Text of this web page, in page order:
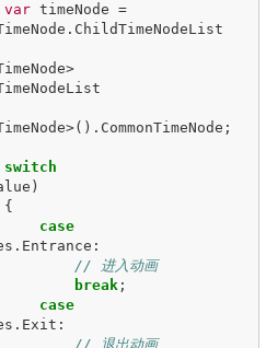
var timeNode =
. ChildTimeNodeList
>
>(). CommonTimeNode ;
switch
)
{
case
. Entrance :
// 进入动画
break;
case
. Exit :
// 退出动画